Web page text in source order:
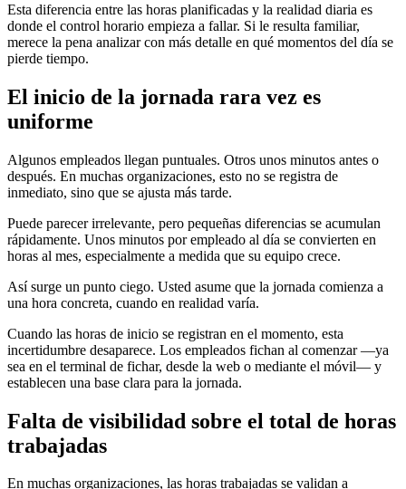
Esta diferencia entre las horas planificadas y la realidad diaria es
donde el control horario empieza a fallar. Si le resulta familiar,
merece la pena analizar con más detalle en qué momentos del día se
pierde tiempo.
El inicio de la jornada rara vez es
uniforme
Algunos empleados llegan puntuales. Otros unos minutos antes o
después. En muchas organizaciones, esto no se registra de
inmediato, sino que se ajusta más tarde.
Puede parecer irrelevante, pero pequeñas diferencias se acumulan
rápidamente. Unos minutos por empleado al día se convierten en
horas al mes, especialmente a medida que su equipo crece.
Así surge un punto ciego. Usted asume que la jornada comienza a
una hora concreta, cuando en realidad varía.
Cuando las horas de inicio se registran en el momento, esta
incertidumbre desaparece. Los empleados fichan al comenzar —ya
sea en el terminal de fichar, desde la web o mediante el móvil— y
establecen una base clara para la jornada.
Falta de visibilidad sobre el total de horas
trabajadas
En muchas organizaciones, las horas trabajadas se validan a